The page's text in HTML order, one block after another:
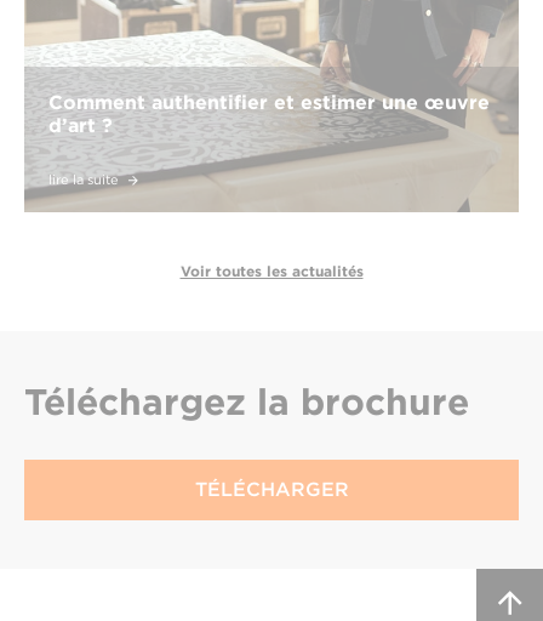
Comment authentifier et estimer une œuvre
d’art ?
lire la suite
Voir toutes les actualités
Téléchargez la brochure
TÉLÉCHARGER